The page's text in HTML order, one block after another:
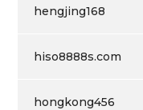
hengjing168
hiso8888s.com
hongkong456